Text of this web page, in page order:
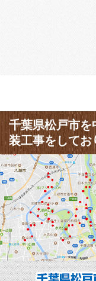
千葉県松戸市を
装工事をしてお